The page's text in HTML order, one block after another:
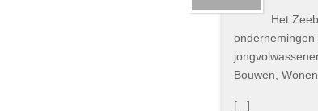
Het
ondernemingen
Bouwen,
[...]